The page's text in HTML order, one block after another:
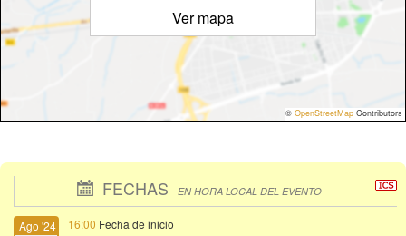
Ver mapa
© OpenStreetMap Contributors
FECHAS EN HORA LOCAL DEL EVENTO
Ago '24 16:00 Fecha de inicio